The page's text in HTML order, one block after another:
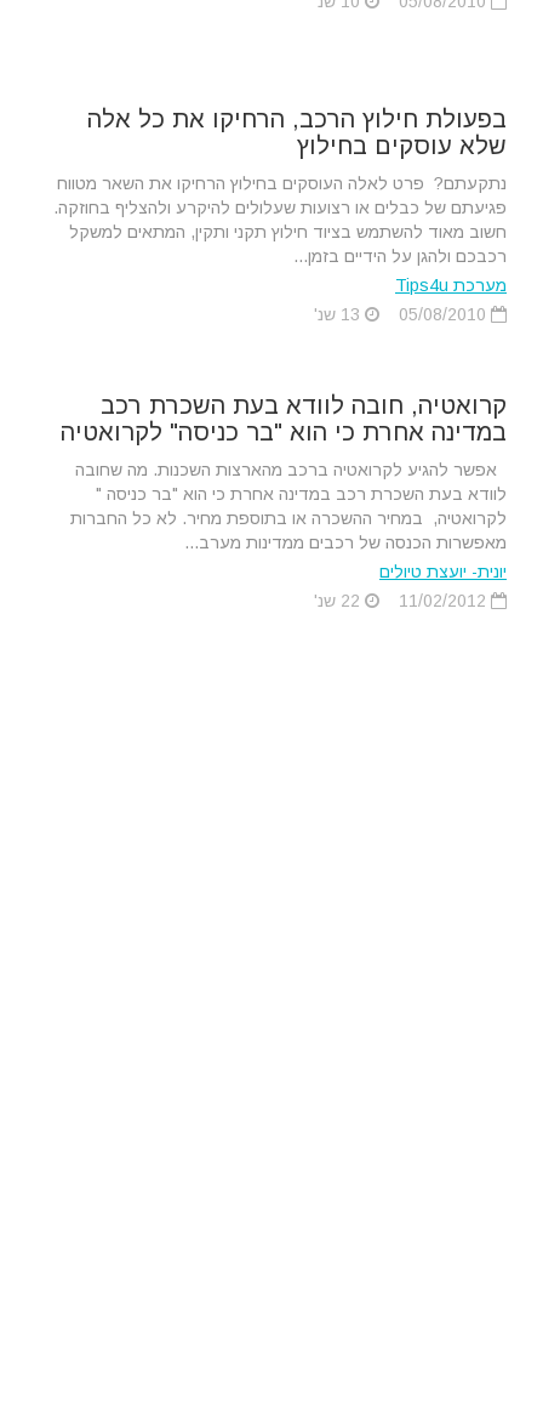
בפעולת חילוץ הרכב, הרחיקו את כל אלה
שלא עוסקים בחילוץ
נתקעתם? פרט לאלה העוסקים בחילוץ הרחיקו את השאר מטווח
פגיעתם של כבלים או רצועות שעלולים להיקרע ולהצליף בחוזקה.
חשוב מאוד להשתמש בציוד חילוץ תקני ותקין, המתאים למשקל
רכבכם ולהגן על הידיים בזמן...
מערכת Tips4u
קרואטיה, חובה לוודא בעת השכרת רכב
במדינה אחרת כי הוא "בר כניסה" לקרואטיה
אפשר להגיע לקרואטיה ברכב מהארצות השכנות. מה שחובה
לוודא בעת השכרת רכב במדינה אחרת כי הוא "בר כניסה "
לקרואטיה, במחיר ההשכרה או בתוספת מחיר. לא כל החברות
מאפשרות הכנסה של רכבים ממדינות מערב...
יונית- יועצת טיולים